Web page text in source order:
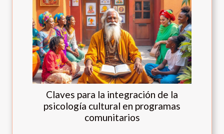
Claves para la integración de la
psicología cultural en programas
comunitarios